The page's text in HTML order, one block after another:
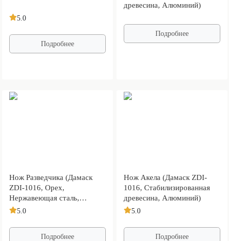
5.0
Подробнее
древесина, Алюминий)
Подробнее
Нож Разведчика (Дамаск
ZDI-1016, Орех,
Нержавеющая сталь,
Алюминий)
5.0
Подробнее
Нож Акела (Дамаск ZDI-
1016, Стабилизированная
древесина, Алюминий)
5.0
Подробнее